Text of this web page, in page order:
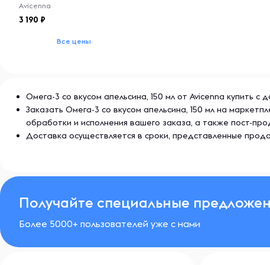
Avicenna
3 190
Все цены
Омега-3 со вкусом апельсина, 150 мл от Avicenna купить
Заказать Омега-3 со вкусом апельсина, 150 мл на
обработки и исполнения вашего заказа, а также пост-
Доставка осуществляется в сроки, представленные
Получайте специальные
Более 5000+ пользователей уже с нами